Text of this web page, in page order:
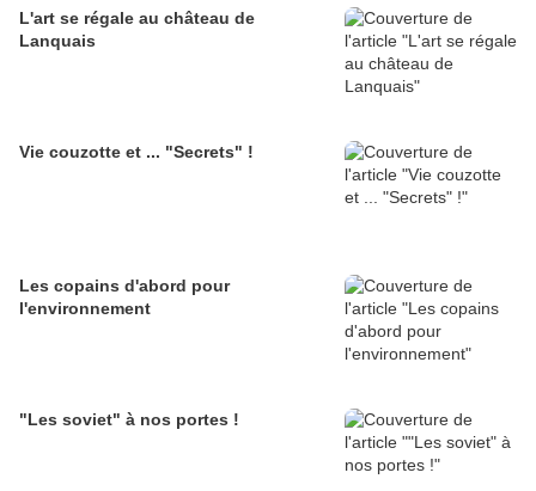
L'art se régale au château de
Lanquais
Vie couzotte et ... "Secrets" !
Les copains d'abord pour
l'environnement
"Les soviet" à nos portes !